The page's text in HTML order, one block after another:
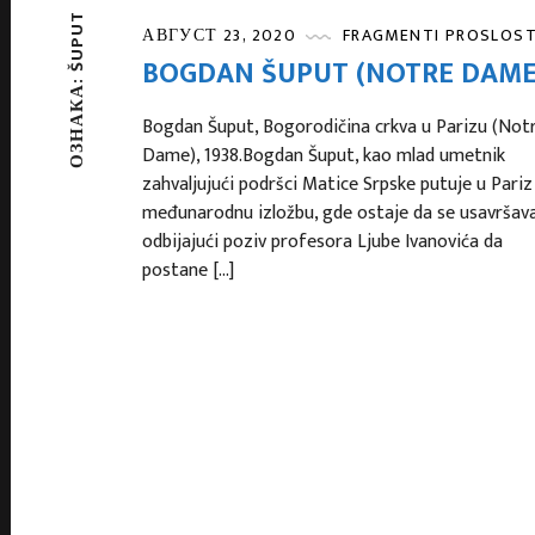
ОЗНАКА:
ŠUPUT АВГУСТ 23, 2020 FRAGMENTI
BOGDAN ŠUPUT (NOTRE
Bogdan Šuput, Bogorodičina crkva u Parizu
Dame), 1938.Bogdan Šuput, kao mlad umetnik
zahvaljujući podršci Matice Srpske putuje u
međunarodnu izložbu, gde ostaje da se
odbijajući poziv profesora Ljube Ivanovića da
postane […]